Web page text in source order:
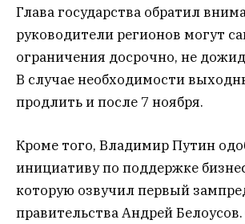
Глава государства обратил
руководители регионов могут
ограничения досрочно, не
В случае необходимости
продлить и после 7 ноября.
Кроме того, Владимир Путин
инициативу по поддержке
которую озвучил первый
правительства Андрей